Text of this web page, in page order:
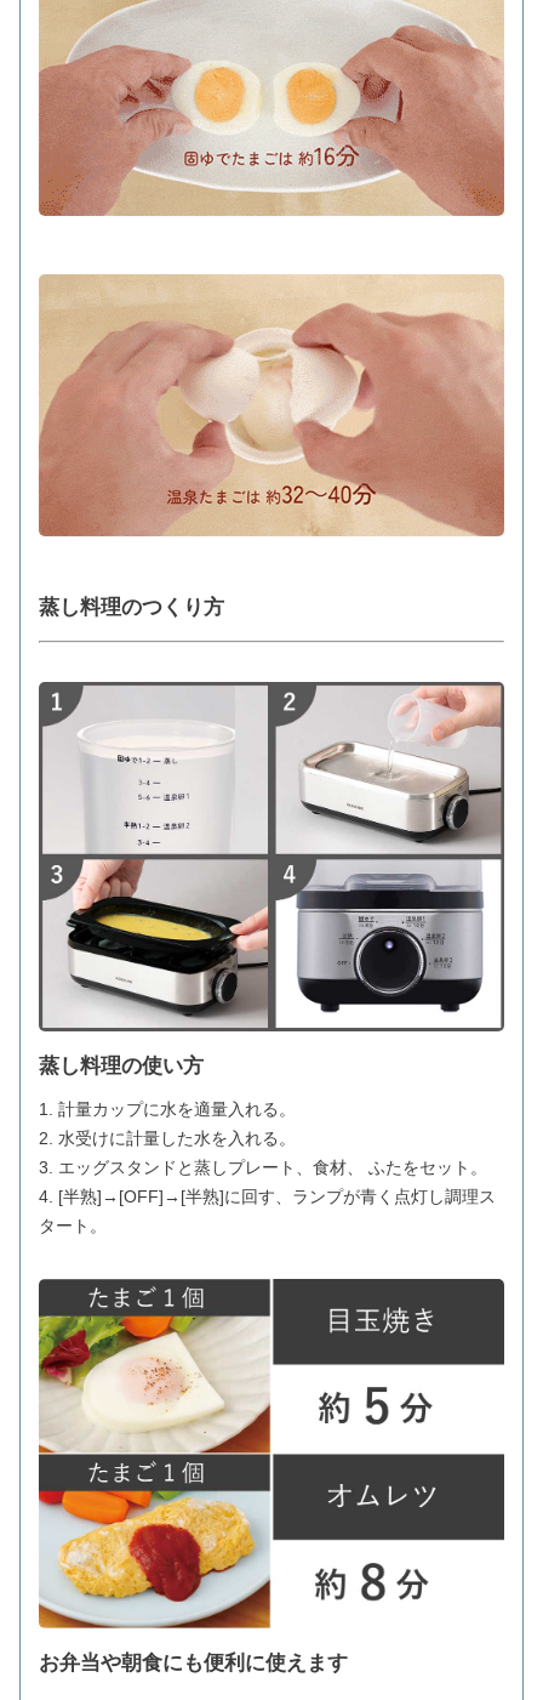
蒸し料理のつくり方
蒸し料理の使い方
1. 計量カップに水を適量入れる。
2. 水受けに計量した水を入れる。
3. エッグスタンドと蒸しプレート、食材、 ふたをセット。
4. [半熟]→[OFF]→[半熟]に回す、ランプが青く点灯し調理ス
タート。
お弁当や朝食にも便利に使えます